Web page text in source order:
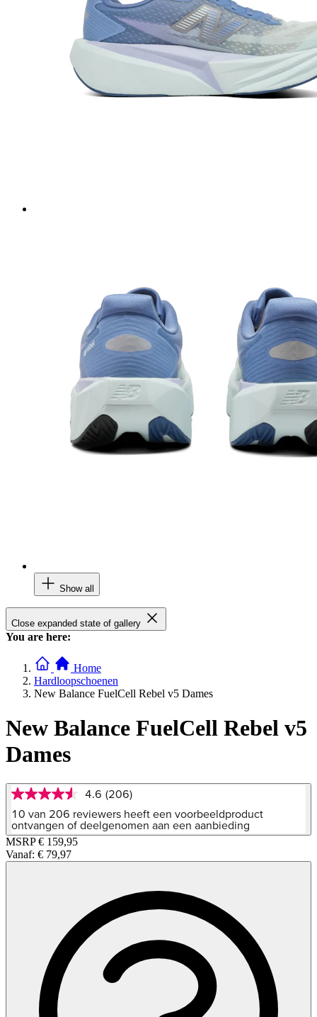
Show all
Close expanded state of gallery
You are here:
Home
Hardloopschoenen
New Balance FuelCell Rebel v5 Dames
New Balance FuelCell Rebel v5
Dames
4.6
van
5
sterren,
gemiddelde
scorewaarde.
4.6 (206)
10 van 206 reviewers heeft een voorbeeldproduct
ontvangen of deelgenomen aan een aanbieding
MSRP € 159,95
Vanaf: € 79,97